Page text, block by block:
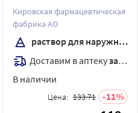
спиртовой 40 мл флакон
Кировская фармацевтическая
фабрика АО
раствор для наружного применения
Доставим в аптекузавтра
В наличии
Цена: 133.71 11